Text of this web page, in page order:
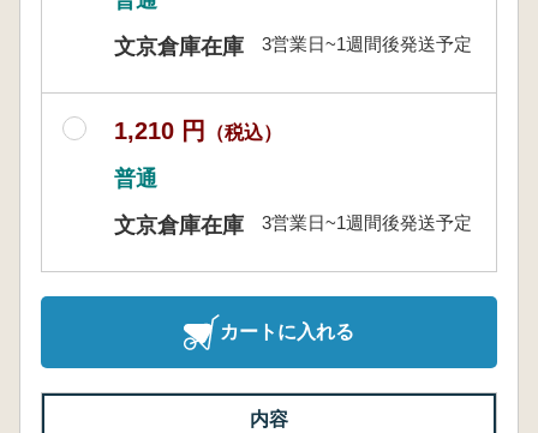
文京倉庫在庫
3営業日~1週間後発送予定
1,210 円 （税込）
普通
文京倉庫在庫
3営業日~1週間後発送予定
カートに入れる
内容